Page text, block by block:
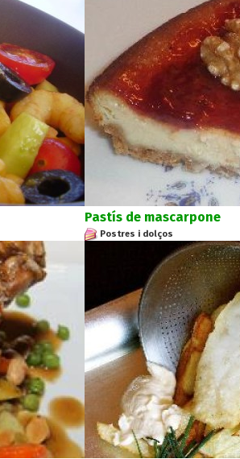
Pastís de mascarpone
Postres i dolços